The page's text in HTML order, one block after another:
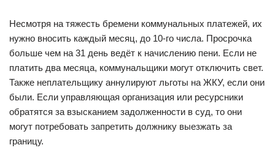
Несмотря на тяжесть бремени коммунальных платежей, их
нужно вносить каждый месяц, до 10-го числа. Просрочка
больше чем на 31 день ведёт к начислению пени. Если не
платить два месяца, коммунальщики могут отключить свет.
Также неплательщику аннулируют льготы на ЖКУ, если они
были. Если управляющая организация или ресурсники
обратятся за взысканием задолженности в суд, то они
могут потребовать запретить должнику выезжать за
границу.